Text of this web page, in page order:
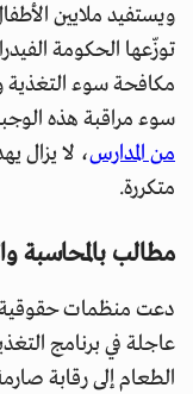
ويستفيد ملايين
توزّعها الحكومة
مكافحة سوء التغذية
سوء مراقبة هذه
من المدارس، لا يزال
متكررة.
مطالب بالمحاسبة
دعت منظمات حقوقية
عاجلة في برنامج
الطعام إلى رقابة